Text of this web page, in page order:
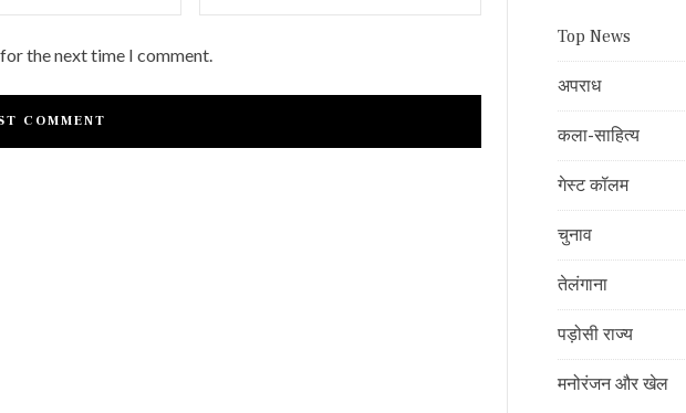
the next time I comment.
Top News
अपराध
कला-साहित्य
गेस्ट कॉलम
चुनाव
तेलंगाना
पड़ोसी राज्य
मनोरंजन और खेल